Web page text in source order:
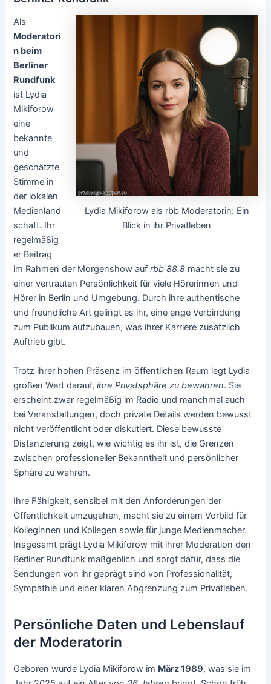
Lydia Mikiforow als rbb Moderatorin: Ein
Blick in ihr Privatleben
Als
Moderatori
n beim
Berliner
Rundfunk
ist Lydia
Mikiforow
eine
bekannte
und
geschätzte
Stimme in
der lokalen
Medienland
schaft. Ihr
regelmäßig
er Beitrag
im Rahmen der Morgenshow aufrbb 88.8 macht sie zu
einer vertrauten Persönlichkeit für viele Hörerinnen und
Hörer in Berlin und Umgebung. Durch ihre authentische
und freundliche Art gelingt es ihr, eine enge Verbindung
zum Publikum aufzubauen, was ihrer Karriere zusätzlich
Auftrieb gibt.
Trotz ihrer hohen Präsenz im öffentlichen Raum legt Lydia
großen Wert darauf,ihre Privatsphäre zu bewahren. Sie
erscheint zwar regelmäßig im Radio und manchmal auch
bei Veranstaltungen, doch private Details werden bewusst
nicht veröffentlicht oder diskutiert. Diese bewusste
Distanzierung zeigt, wie wichtig es ihr ist, die Grenzen
zwischen professioneller Bekanntheit und persönlicher
Sphäre zu wahren.
Ihre Fähigkeit, sensibel mit den Anforderungen der
Öffentlichkeit umzugehen, macht sie zu einem Vorbild für
Kolleginnen und Kollegen sowie für junge Medienmacher.
Insgesamt prägt Lydia Mikiforow mit ihrer Moderation den
Berliner Rundfunk maßgeblich und sorgt dafür, dass die
Sendungen von ihr geprägt sind von Professionalität,
Sympathie und einer klaren Abgrenzung zum Privatleben.
Persönliche Daten und Lebenslauf
der Moderatorin
Geboren wurde Lydia Mikiforow im März 1989, was sie im